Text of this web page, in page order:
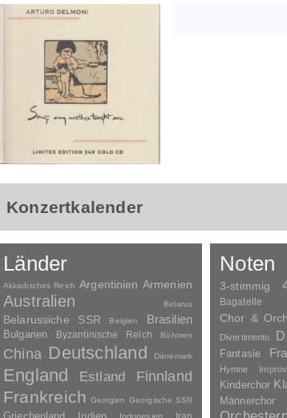
Konzertkalender
Länder
Akkadisches Reich Argentinien Armenien
Australien Belarus
Belarussiche SSR Belgien Brasilien
Bulgarien Byzantinische Reich Böhmen
China Deutschland Dänemark
England Estland Finnland
Frankreich Georgien Georgische SSR
Indonesien Iran
Noten
3-stimmig
Bagatelle
Chor &
Divertimento
Fantasie
Hymne
Kinderchor
Männerchor